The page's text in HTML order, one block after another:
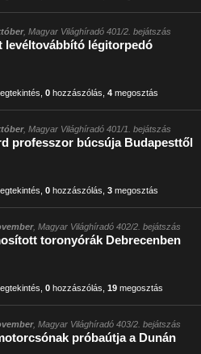
, Magyar Világhíradó 401/2. bejátszás
levéltovábbító légitorpedó
,0 hozzászólás ,4 megosztás
, Magyar Világhíradó 401/1. bejátszás
professzor búcsúja Budapesttől
,0 hozzászólás ,3 megosztás
, Magyar Világhíradó 402/2. bejátszás
toronyórák Debrecenben
,0 hozzászólás ,19 megosztás
, Magyar Világhíradó 403/2. bejátszás
próbaútja a Dunán